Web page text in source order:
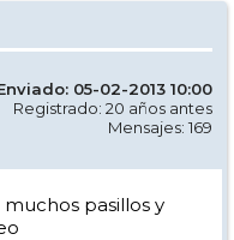
05-02-2013 10:00
Registrado: 20 años antes
Mensajes: 169
muchos pasillos y